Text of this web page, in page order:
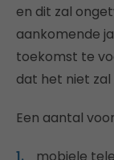
en dit zal
aankomende
toekomst te
dat het niet zal
Een aantal